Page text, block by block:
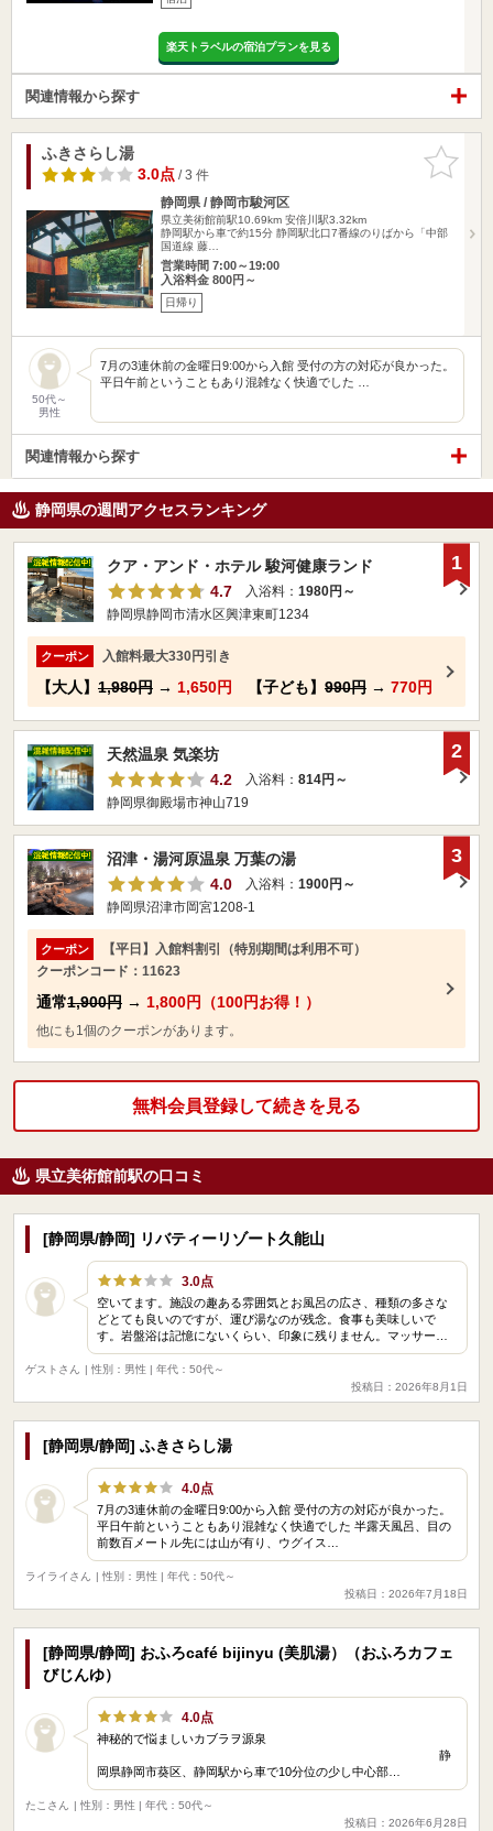
楽天トラベルの宿泊プランを見る
関連情報から探す
お気に入
りに追加
ふきさらし湯
3.0点/ 3 件
静岡県 / 静岡市駿河区
県立美術館前駅10.69km 安倍川駅3.32km
静岡駅から車で約15分 静岡駅北口7番線のりばから「中部
国道線 藤…
営業時間 7:00～19:00
入浴料金 800円～
日帰り
50代～
男性
7月の3連休前の金曜日9:00から入館 受付の方の対応が良かった。
平日午前ということもあり混雑なく快適でした …
関連情報から探す
静岡県の週間アクセスランキング
クア・アンド・ホテル 駿河健康ランド
4.7
入浴料： 1980円～
静岡県静岡市清水区興津東町1234
クーポン 入館料最大330円引き
【大人】 1,980円 → 1,650円 【子ども】 990円 → 770円
1
天然温泉 気楽坊
4.2
入浴料： 814円～
静岡県御殿場市神山719
2
沼津・湯河原温泉 万葉の湯
4.0
入浴料： 1900円～
静岡県沼津市岡宮1208-1
クーポン
【平日】入館料割引（特別期間は利用不可）
クーポンコード：11623
通常1,900円 → 1,800円（100円お得！）
他にも1個のクーポンがあります。
3
無料会員登録して続きを見る
県立美術館前駅の口コミ
[静岡県/静岡] リバティーリゾート久能山
3.0点
空いてます。施設の趣ある雰囲気とお風呂の広さ、種類の多さな
どとても良いのですが、運び湯なのが残念。食事も美味しいで
す。岩盤浴は記憶にないくらい、印象に残りません。マッサー…
ゲストさん
| 性別：男性 | 年代：50代～
投稿日：2026年8月1日
[静岡県/静岡] ふきさらし湯
4.0点
7月の3連休前の金曜日9:00から入館 受付の方の対応が良かった。
平日午前ということもあり混雑なく快適でした 半露天風呂、目の
前数百メートル先には山が有り、ウグイス…
ライライさん
| 性別：男性 | 年代：50代～
投稿日：2026年7月18日
[静岡県/静岡] おふろcafé bijinyu (美肌湯）（おふろカフェ
びじんゆ）
4.0点
神秘的で悩ましいカブラヲ源泉
岡県静岡市葵区、静岡駅から車で10分位の少し中心部…
たこさん
| 性別：男性 | 年代：50代～
投稿日：2026年6月28日